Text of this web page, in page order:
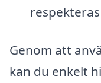
Genom att
kan du enkelt